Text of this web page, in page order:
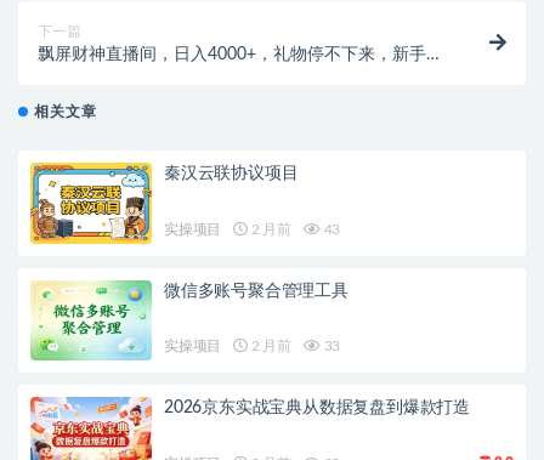
下一篇
飘屏财神直播间，日入4000+，礼物停不下来，新手也
相关文章
秦汉云联协议项目
实操项目 2 月前 43
微信多账号聚合管理工具
实操项目 2 月前 33
2026京东实战宝典从数据复盘到爆款打造